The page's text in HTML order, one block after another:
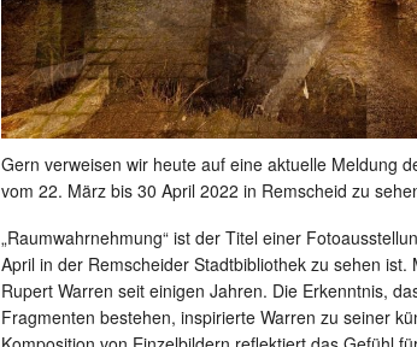
Gern verweisen wir heute auf eine aktuelle Meldung
vom 22. März bis 30 April 2022 in Remscheid zu
„Raumwahrnehmung“ ist der Titel einer
April in der Remscheider Stadtbibliothek zu sehen
Rupert Warren seit einigen Jahren. Die Erkenntnis,
Fragmenten bestehen, inspirierte Warren zu seiner